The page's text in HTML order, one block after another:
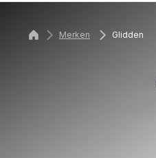
Merken Glidden